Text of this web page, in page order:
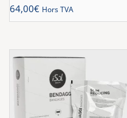
64,00€ Hors TVA